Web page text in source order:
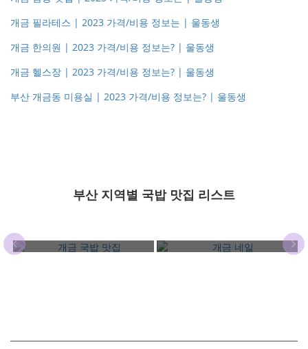
개금 필라테스 | 2023 가격/비용 정보는 | 울동생
개금 한의원 | 2023 가격/비용 정보는? | 울동생
개금 헬스장 | 2023 가격/비용 정보는? | 울동생
부산 개금동 미용실 | 2023 가격/비용 정보는? | 울동생
부산 지역별 국밥 맛집 리스트